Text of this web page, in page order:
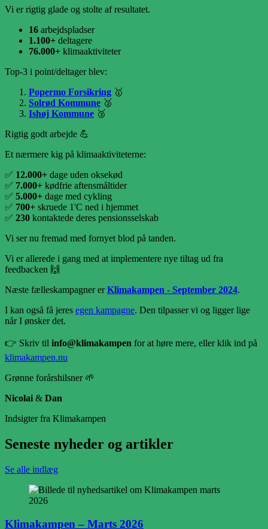
Vi er rigtig glade og stolte af resultatet.
16 arbejdspladser
1.100+ deltagere
76.000+ klimaaktiviteter
Top-3 i point/deltager blev:
Popermo Forsikring 🥇
Solrød Kommune 🥈
Ishøj Kommune 🥉
Rigtig godt arbejde 💪
Et nærmere kig på klimaaktiviteterne:
✅ 12.000+ dage uden oksekød
✅ 7.000+ kødfrie aftensmåltider
✅ 5.000+ dage med cykling
✅ 700+ skruede 1'C ned i hjemmet
✅ 230 kontaktede deres pensionsselskab
Vi ser nu fremad med fornyet blod på tanden.
Vi er allerede i gang med at implementere nye tiltag ud fra
feedbacken 🙌
Næste fælleskampagner erKlimakampen - September 2024.
I kan også få jeres egen kampagne. Den tilpasser vi og ligger lige
når I ønsker det.
👉 Skriv til info@klimakampen for at høre mere, eller klik ind på
klimakampen.nu
Grønne forårshilsner 🌱
Nicolai & Dan
Indsigter fra Klimakampen
Seneste nyheder og artikler
Se alle indlæg
Klimakampen – Marts 2026